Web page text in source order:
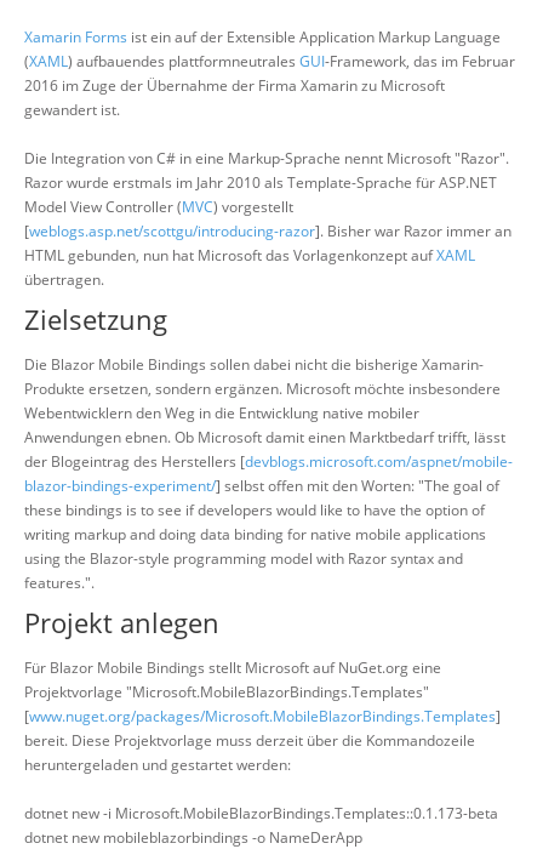
Xamarin Forms ist ein auf der Extensible Application Markup Language
(XAML) aufbauendes plattformneutrales GUI-Framework, das im Februar
2016 im Zuge der Übernahme der Firma Xamarin zu Microsoft
gewandert ist.
Die Integration von C# in eine Markup-Sprache nennt Microsoft "Razor".
Razor wurde erstmals im Jahr 2010 als Template-Sprache für ASP.NET
Model View Controller (MVC) vorgestellt
[weblogs.asp.net/scottgu/introducing-razor]. Bisher war Razor immer an
HTML gebunden, nun hat Microsoft das Vorlagenkonzept aufXAML
übertragen.
Zielsetzung
Die Blazor Mobile Bindings sollen dabei nicht die bisherige Xamarin-
Produkte ersetzen, sondern ergänzen. Microsoft möchte insbesondere
Webentwicklern den Weg in die Entwicklung native mobiler
Anwendungen ebnen. Ob Microsoft damit einen Marktbedarf trifft, lässt
der Blogeintrag des Herstellers [devblogs.microsoft.com/aspnet/mobile-
blazor-bindings-experiment/] selbst offen mit den Worten: "The goal of
these bindings is to see if developers would like to have the option of
writing markup and doing data binding for native mobile applications
using the Blazor-style programming model with Razor syntax and
features.".
Projekt anlegen
Für Blazor Mobile Bindings stellt Microsoft auf NuGet.org eine
Projektvorlage "Microsoft.MobileBlazorBindings.Templates"
[www.nuget.org/packages/Microsoft.MobileBlazorBindings.Templates]
bereit. Diese Projektvorlage muss derzeit über die Kommandozeile
heruntergeladen und gestartet werden:
dotnet new -i Microsoft.MobileBlazorBindings.Templates::0.1.173-beta
dotnet new mobileblazorbindings -o NameDerApp